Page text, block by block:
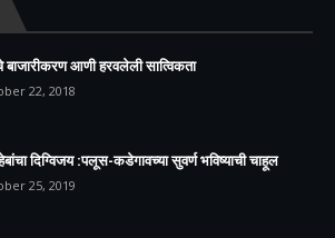
बाजारीकरण आणी हरवलेली सात्विकता
22, 2018
दिग्विजय :पलूस-कडेगावच्या सुवर्ण भविष्याची चाहूल
25, 2019